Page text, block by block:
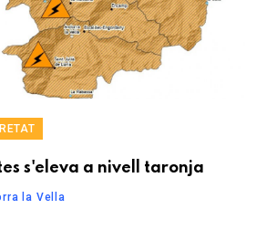
s'eleva a nivell taronja
la Vella